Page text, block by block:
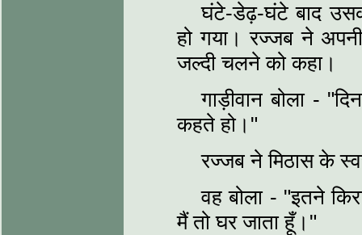
घंटे-डेढ़-घंटे बाद
हो गया। रज्जब ने
जल्दी चलने को कहा।
गाड़ीवान बोला -
कहते हो।"
रज्जब ने मिठास के
वह बोला - "इतने
मैं तो घर जाता हूँ।"